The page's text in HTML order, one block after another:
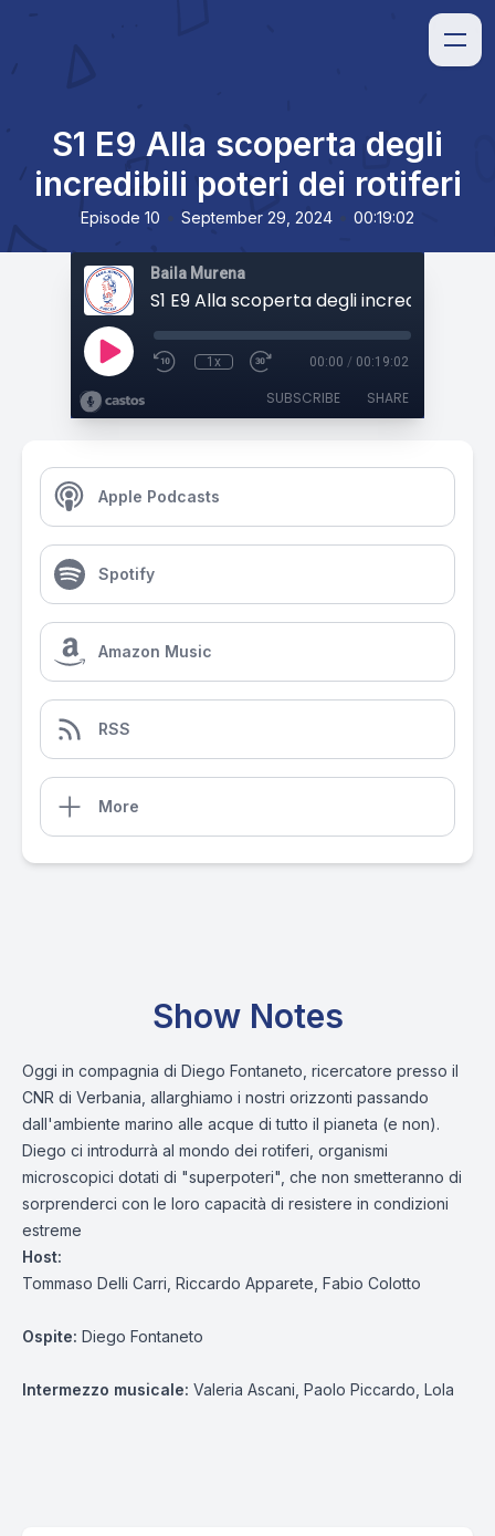
S1 E9 Alla scoperta degli
incredibili poteri dei rotiferi
Episode 10 • September 29, 2024 • 00:19:02
Baila Murena
1x 00:00 / 00:19:02
SUBSCRIBE SHARE
Apple Podcasts
Spotify
Amazon Music
RSS
More
Show Notes
Oggi in compagnia di Diego Fontaneto, ricercatore presso il
CNR di Verbania, allarghiamo i nostri orizzonti passando
dall'ambiente marino alle acque di tutto il pianeta (e non).
Diego ci introdurrà al mondo dei rotiferi, organismi
microscopici dotati di "superpoteri", che non smetteranno di
sorprenderci con le loro capacità di resistere in condizioni
estreme
Host:
Tommaso Delli Carri, Riccardo Apparete, Fabio Colotto
Ospite: Diego Fontaneto
Intermezzo musicale: Valeria Ascani, Paolo Piccardo, Lola